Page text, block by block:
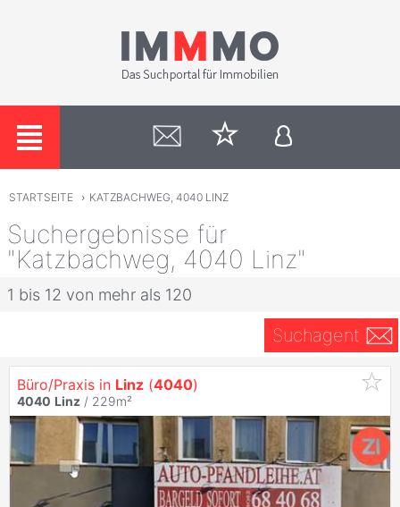
STARTSEITE › KATZBACHWEG, 4040 LINZ
Suchergebnisse für
"Katzbachweg, 4040 Linz"
1 bis 12 von mehr als 120
Suchagent
Büro/Praxis in Linz (4040)
4040 Linz / 229m²